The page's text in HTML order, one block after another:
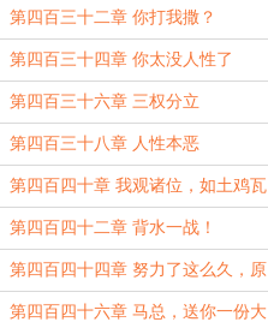
段
第四百三十二章 你打我撒？
第四百三十四章 你太没人性了
第四百三十六章 三权分立
第四百三十八章 人性本恶
第四百四十章 我观诸位，如土鸡瓦
犬耳。
第四百四十二章 背水一战！
第四百四十四章 努力了这么久，原
来是个屁。
第四百四十六章 马总，送你一份大